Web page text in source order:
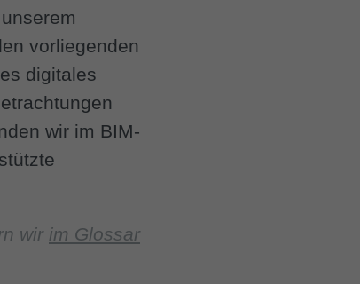
vorliegenden
digitales
wir im BIM-
wir im Glossar